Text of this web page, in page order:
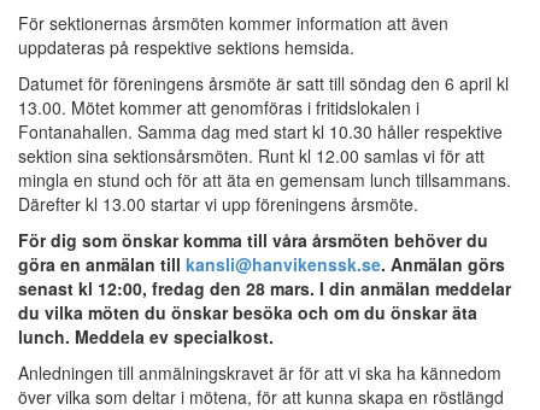
För sektionernas årsmöten kommer information att även
uppdateras på respektive sektions hemsida.
Datumet för föreningens årsmöte är satt till söndag den 6 april kl
13.00. Mötet kommer att genomföras i fritidslokalen i
Fontanahallen. Samma dag med start kl 10.30 håller respektive
sektion sina sektionsårsmöten. Runt kl 12.00 samlas vi för att
mingla en stund och för att äta en gemensam lunch tillsammans.
Därefter kl 13.00 startar vi upp föreningens årsmöte.
För dig som önskar komma till våra årsmöten behöver du
göra en anmälan till kansli@hanvikenssk.se. Anmälan görs
senast kl 12:00, fredag den 28 mars. I din anmälan meddelar
du vilka möten du önskar besöka och om du önskar äta
lunch. Meddela ev specialkost.
Anledningen till anmälningskravet är för att vi ska ha kännedom
över vilka som deltar i mötena, för att kunna skapa en röstlängd